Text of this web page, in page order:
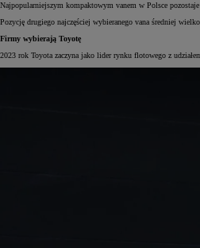
Najpopularniejszym kompaktowym vanem w Polsce
Pozycję drugiego najczęściej wybieranego vana średniej
Firmy wybierają Toyotę
2023 rok Toyota zaczyna jako lider rynku flotowego z